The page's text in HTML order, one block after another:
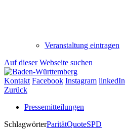
Veranstaltung eintragen
Auf dieser Webseite suchen
Kontakt Facebook Instagram linkedIn
Zurück
Pressemitteilungen
SchlagwörterParitätQuoteSPD